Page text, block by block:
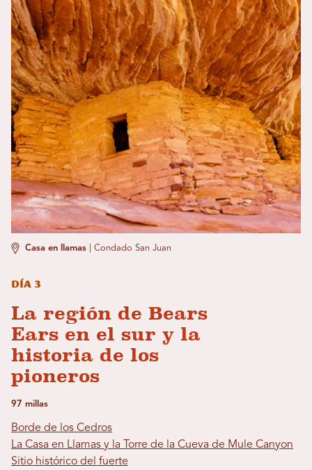
Casa en llamas Condado San Juan
Día 3
La región de Bears
Ears en el sur y la
historia de los
pioneros
97 millas
Borde de los Cedros
La Casa en Llamas y la Torre de la Cueva de Mule Canyon
Sitio histórico del fuerte